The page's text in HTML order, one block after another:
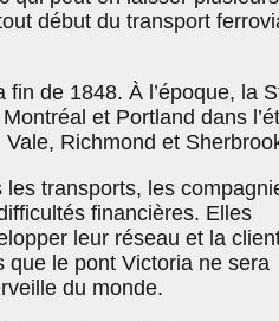
début du transport
de 1848. À l’époque, la
et Portland dans
Richmond et
les transports, les
financières. Elles
leur réseau et la
que le pont Victoria ne sera
du monde.